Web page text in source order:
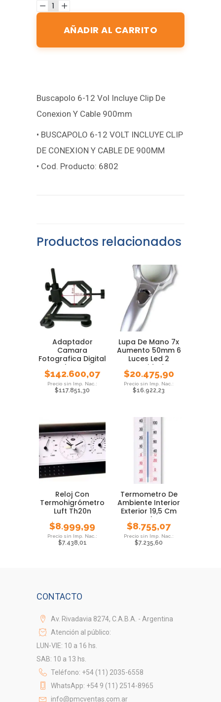
AÑADIR AL CARRITO
Buscapolo 6-12 Vol Incluye Clip De
Conexion Y Cable 900mm
• BUSCAPOLO 6-12 VOLT INCLUYE CLIP
DE CONEXION Y CABLE DE 900MM
• Cod. Producto: 6802
Productos relacionados
Adaptador
Camara
Fotografica Digital
A Telescopio
Ada600
$142.600,07
$117.851,30
Lupa De Mano 7x
Aumento 50mm 6
Luces Led 2
Intensidades
$20.475,90
$16.922,23
Reloj Con
Termohigrómetro
Luft Th20n
Temperatura
Higrometro
$8.999,99
$7.438,01
Termometro De
Ambiente Interior
Exterior 19,5 Cm
Luft
$8.755,07
$7.235,60
CONTACTO
Av. Rivadavia 8274, C.A.B.A. - Argentina
Atención al público:
LUN-VIE: 10 a 16 hs.
SAB: 10 a 13 hs.
Teléfono: +54 (11) 2035-6558
WhatsApp: +54 9 (11) 2514-8965
info@pmcventas.com.ar